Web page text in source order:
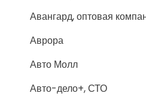
Авангард, оптовая
Аврора
Авто Молл
Авто-дело+, СТО